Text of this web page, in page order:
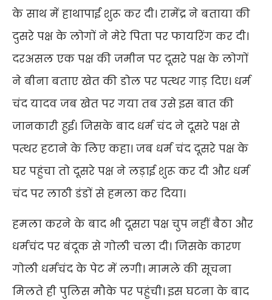
के साथ में हाथापाई शुरू कर दी। रामेंद्र ने बताया की
दुसरे पक्ष के लोगों ने मेरे पिता पर फायरिंग कर दी।
दरअसल एक पक्ष की जमीन पर दूसरे पक्ष के लोगों
ने बीना बताए खेत की डोल पर पत्थर गाड़ दिए। धर्म
चंद यादव जब खेत पर गया तब उसे इस बात की
जानकारी हुई। जिसके बाद धर्म चंद ने दूसरे पक्ष से
पत्थर हटाने के लिए कहा। जब धर्म चंद दूसरे पक्ष के
घर पहुंचा तो दूसरे पक्ष ने लड़ाई शुरू कर दी और धर्म
चंद पर लाठी डंडों से हमला कर दिया।
हमला करने के बाद भी दूसरा पक्ष चुप नहीं बैठा और
धर्मचंद पर बंदूक से गोली चला दी। जिसके कारण
गोली धर्मचंद के पेट में लगी। मामले की सूचना
मिलते ही पुलिस मौके पर पहुंची। इस घटना के बाद